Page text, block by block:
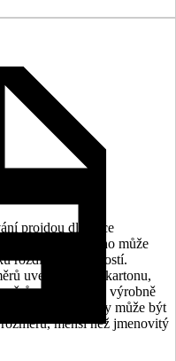
projdou dlaždice
v důsledku kterého může
rozdílných velikostí.
uvedených na kartonu,
proto nelze z výrobně
dlažby může být
menší než jmenovitý